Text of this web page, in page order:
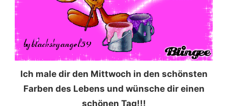
Ich male dir den Mittwoch in den schönsten
Farben des Lebens und wünsche dir einen
schönen Tag!!!